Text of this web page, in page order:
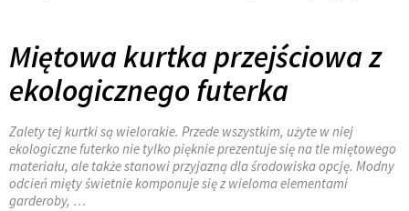
Miętowa kurtka przejściowa z
ekologicznego futerka
Zalety tej kurtki są wielorakie. Przede wszystkim, użyte w niej
ekologiczne futerko nie tylko pięknie prezentuje się na tle miętowego
materiału, ale także stanowi przyjazną dla środowiska opcję. Modny
odcień mięty świetnie komponuje się z wieloma elementami
garderoby, …